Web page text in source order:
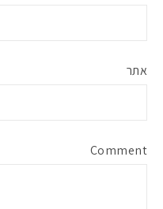
אתר
Comment